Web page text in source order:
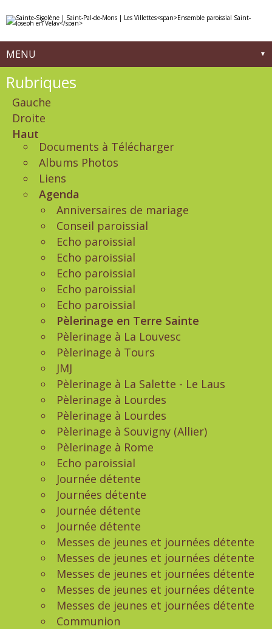
contenu.
la
MENU
Navigation
Rubriques
Gauche
Droite
Haut
Documents à Télécharger
Albums Photos
Liens
Agenda
Anniversaires de mariage
Conseil paroissial
Echo paroissial
Echo paroissial
Echo paroissial
Echo paroissial
Echo paroissial
Pèlerinage en Terre Sainte
Pèlerinage à La Louvesc
Pèlerinage à Tours
JMJ
Pèlerinage à La Salette - Le Laus
Pèlerinage à Lourdes
Pèlerinage à Lourdes
Pèlerinage à Souvigny (Allier)
Pèlerinage à Rome
Echo paroissial
Journée détente
Journées détente
Journée détente
Journée détente
Messes de jeunes et journées détente
Messes de jeunes et journées détente
Messes de jeunes et journées détente
Messes de jeunes et journées détente
Messes de jeunes et journées détente
Communion